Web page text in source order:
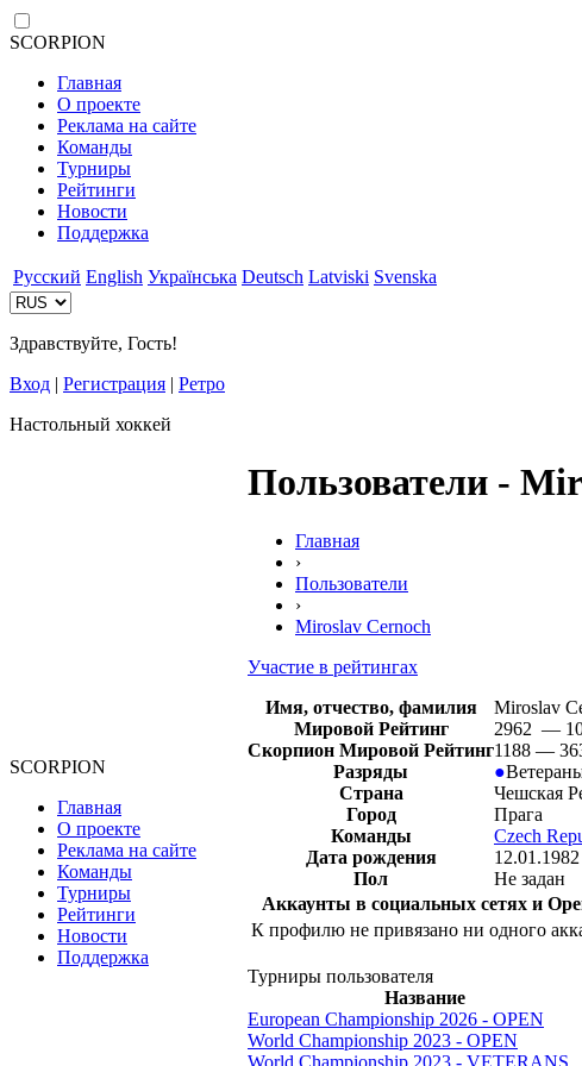
SCORPION
Главная
О проекте
Реклама на сайте
Команды
Турниры
Рейтинги
Новости
Поддержка
Русский English Українська Deutsch Latviski Svenska
Здравствуйте, Гость!
Вход | Регистрация | Ретро
Настольный хоккей
SCORPION
Главная
О проекте
Реклама на сайте
Команды
Турниры
Рейтинги
Новости
Поддержка
Пользователи -
Главная
›
Пользователи
›
Miroslav Cernoch
Участие в рейтингах
Имя, отчество, фамилия
Miroslav
Мировой Рейтинг
2962 —
Скорпион Мировой Рейтинг1188 —
Разряды
●
Страна
Чешская
Город
Прага
Команды
Czech
Дата рождения
12.01.1982
Пол
Не задан
Аккаунты в социальных сетях и
К профилю не привязано ни одного
Турниры пользователя
Название
European Championship 2026 - OPEN
World Championship 2023 - OPEN
World Championship 2023 - VETERANS